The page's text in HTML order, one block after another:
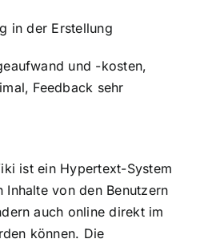
in der Erstellung
und -kosten,
Feedback sehr
ist ein Hypertext-System
Inhalte von den Benutzern
auch online direkt im
können. Die